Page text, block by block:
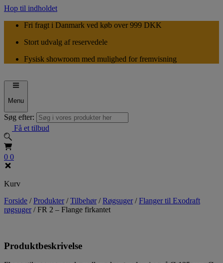
Hop til indholdet
Fri fragt i Danmark ved køb over 999 DKK
Stort udvalg af reservedele
Fysisk showroom med mulighed for fremvisning
Menu
Søg efter:
Få et tilbud
0 0
Kurv
Forside /Produkter /Tilbehør /Røgsuger /Flanger til Exodraft
røgsuger /FR 2 – Flange firkantet
Produktbeskrivelse